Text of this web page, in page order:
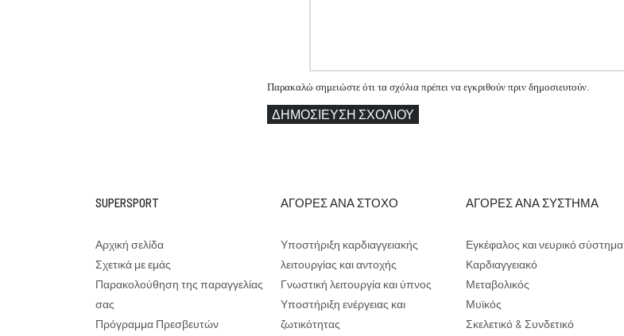
Παρακαλώ σημειώστε ότι τα σχόλια πρέπει να εγκριθούν πριν δημοσιευτούν.
ΔΗΜΟΣΊΕΥΣΗ ΣΧΟΛΊΟΥ
SUPERSPORT
Αρχική σελίδα
Σχετικά με εμάς
Παρακολούθηση της παραγγελίας
σας
Πρόγραμμα Πρεσβευτών
ΑΓΟΡΕΣ ΑΝΑ ΣΤΟΧΟ
Υποστήριξη καρδιαγγειακής
λειτουργίας και αντοχής
Γνωστική λειτουργία και ύπνος
Υποστήριξη ενέργειας και
ζωτικότητας
ΑΓΟΡΕΣ ΑΝΑ ΣΥΣΤΗΜΑ
Εγκέφαλος και νευρικό σύστημα
Καρδιαγγειακό
Μεταβολικός
Μυϊκός
Σκελετικό & Συνδετικό